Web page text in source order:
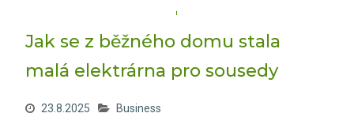
Jak se z běžného domu stala
malá elektrárna pro sousedy
23.8.2025 Business